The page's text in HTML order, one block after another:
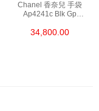
Chanel 香奈兒 手袋
Ap4241c Blk Gp
34,800.00